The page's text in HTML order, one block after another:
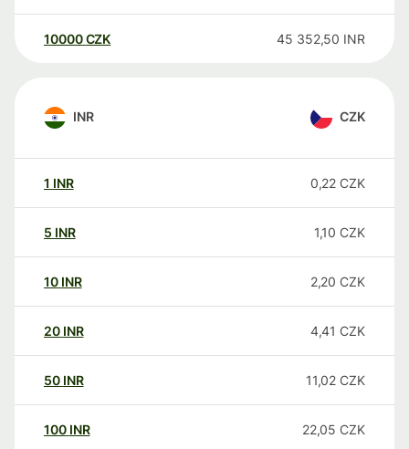
10000 CZK 45 352,50 INR
INR CZK
1 INR 0,22 CZK
5 INR 1,10 CZK
10 INR 2,20 CZK
20 INR 4,41 CZK
50 INR 11,02 CZK
100 INR 22,05 CZK